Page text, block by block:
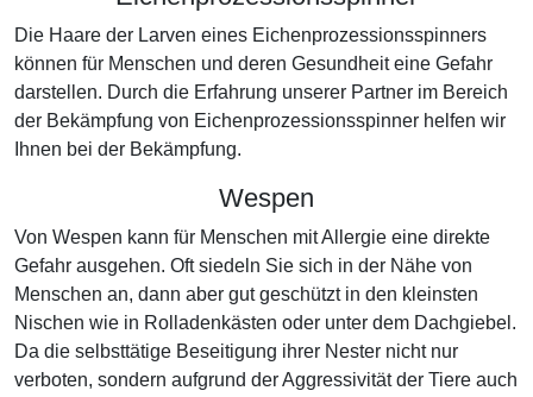
Die Haare der Larven eines Eichenprozessionsspinners
können für Menschen und deren Gesundheit eine Gefahr
darstellen. Durch die Erfahrung unserer Partner im Bereich
der Bekämpfung von Eichenprozessionsspinner helfen wir
Ihnen bei der Bekämpfung.
Wespen
Von Wespen kann für Menschen mit Allergie eine direkte
Gefahr ausgehen. Oft siedeln Sie sich in der Nähe von
Menschen an, dann aber gut geschützt in den kleinsten
Nischen wie in Rolladenkästen oder unter dem Dachgiebel.
Da die selbsttätige Beseitigung ihrer Nester nicht nur
verboten, sondern aufgrund der Aggressivität der Tiere auch